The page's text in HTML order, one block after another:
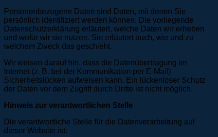
Personenbezogene Daten sind Daten, mit denen Sie
persönlich identifiziert werden können. Die vorliegende
Datenschutzerklärung erläutert, welche Daten wir erheben
und wofür wir sie nutzen. Sie erläutert auch, wie und zu
welchem Zweck das geschieht.
Wir weisen darauf hin, dass die Datenübertragung im
Internet (z. B. bei der Kommunikation per E-Mail)
Sicherheitslücken aufweisen kann. Ein lückenloser Schutz
der Daten vor dem Zugriff durch Dritte ist nicht möglich.
Hinweis zur verantwortlichen Stelle
Die verantwortliche Stelle für die Datenverarbeitung auf
dieser Website ist: